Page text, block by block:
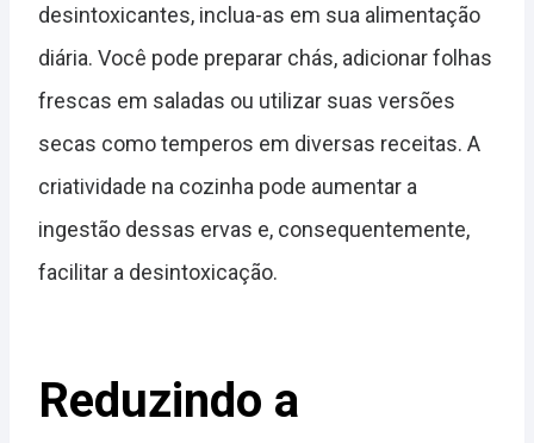
desintoxicantes, inclua-as em sua alimentação
diária. Você pode preparar chás, adicionar folhas
frescas em saladas ou utilizar suas versões
secas como temperos em diversas receitas. A
criatividade na cozinha pode aumentar a
ingestão dessas ervas e, consequentemente,
facilitar a desintoxicação.
Reduzindo a